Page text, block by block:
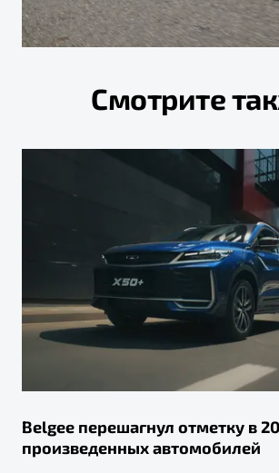
Смотрите
Belgee перешагнул отметку в
произведенных автомобилей